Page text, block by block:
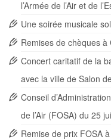
l’Armée de l’Air et de
Une soirée musicale
Remises de chèques à
Concert caritatif de la
avec la ville de Salon
Conseil
de l’Air (FOSA) du 25
Remise de prix FOSA